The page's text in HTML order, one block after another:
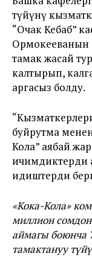
түйүнү
“Очак Кебаб”
Ормокееванын
тамак жасай
калтырып,
аргасыз болду.
буйрутма
Кола” аябай
ичимдиктерди
идиштерди
«Кока-Кола»
миллион
аймагы боюнча
тамактануу